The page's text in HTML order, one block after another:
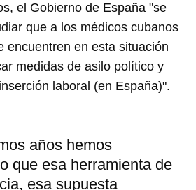
el Gobierno de España "se
que a los médicos cubanos
encuentren en esta situación
medidas de asilo político y
laboral (en España)".
años hemos
que esa herramienta de
esa supuesta